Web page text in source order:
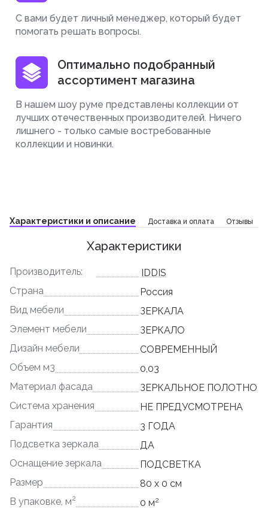
С вами будет личный менеджер, который будет
помогать решать вопросы.
Оптимально подобранный
ассортимент магазина
В нашем шоу руме представлены коллекции от
лучших отечественных производителей. Ничего
лишнего - только самые востребованные
коллекции и новинки.
Характеристики и описание Доставка и оплата Отзывы
Характеристики
Производитель:
IDDIS
Страна
Россия
Вид мебели
ЗЕРКАЛА
Элемент мебели
ЗЕРКАЛО
Дизайн мебели
СОВРЕМЕННЫЙ
Объем м3
0,03
Материал фасада
ЗЕРКАЛЬНОЕ ПОЛОТНО
Система хранения
НЕ ПРЕДУСМОТРЕНА
Гарантия
3 ГОДА
Подсветка зеркала
ДА
Оснащение зеркала
ПОДСВЕТКА
Размер
80 x 0 см
В упаковке, м2 0 м2